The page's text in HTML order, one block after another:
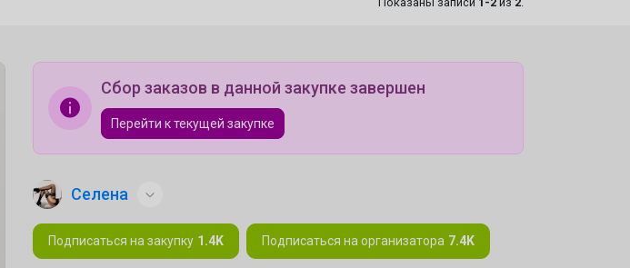
Сбор заказов в данной закупке завершен
Перейти к текущей закупке
Селена
Подписаться на закупку 1.4K Подписаться на организатора 7.4K